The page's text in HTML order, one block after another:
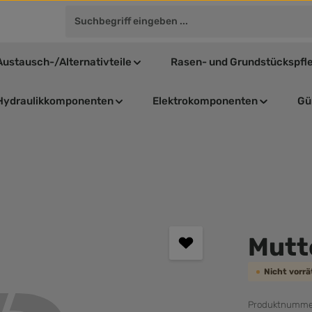
Alternativteile Rasen- und
Elektrokomponenten
Nicht